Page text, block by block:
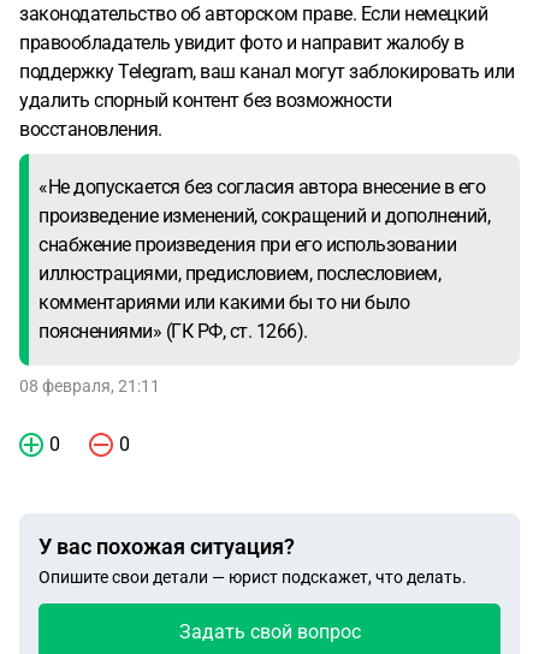
законодательство об авторском праве. Если немецкий
правообладатель увидит фото и направит жалобу в
поддержку Telegram, ваш канал могут заблокировать или
удалить спорный контент без возможности
восстановления.
«Не допускается без согласия автора внесение в его
произведение изменений, сокращений и дополнений,
снабжение произведения при его использовании
иллюстрациями, предисловием, послесловием,
комментариями или какими бы то ни было
пояснениями» (ГК РФ, ст. 1266).
08 февраля, 21:11
0 0
У вас похожая ситуация?
Опишите свои детали — юрист подскажет, что делать.
Задать свой вопрос